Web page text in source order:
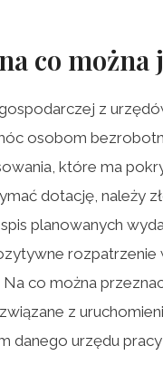
na co można
z
osobom
które ma
dotację, należy
planowanych
co można
z
danego urzędu pracy